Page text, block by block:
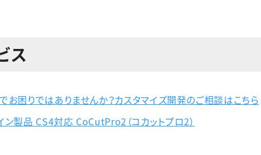
ス
お困りではありませんか？カスタマイズ開発のご相談はこちら
ン製品 CS4対応 CoCutPro2（コカットプロ2）